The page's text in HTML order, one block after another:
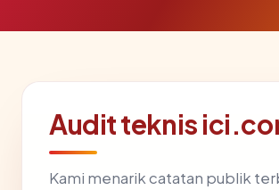
Audit teknis
Kami menarik catatan publik